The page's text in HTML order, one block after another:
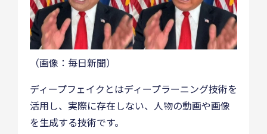
（画像：毎日新聞）
ディープフェイクとはディープラーニング技術を
活用し、実際に存在しない、人物の動画や画像
を生成する技術です。